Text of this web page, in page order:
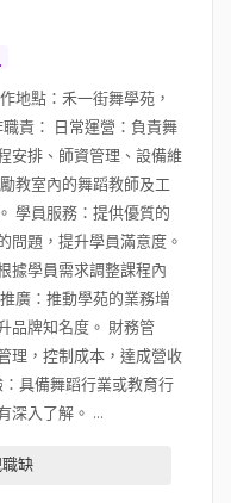
地點：禾一街舞學苑，
責： 日常運營：負責舞
安排、師資管理、設備維
教室內的舞蹈教師及工
學員服務：提供優質的
問題，提升學員滿意度。
據學員需求調整課程內
廣：推動學苑的業務增
品牌知名度。 財務管
理，控制成本，達成營收
具備舞蹈行業或教育行
深入了解。 ...
缺